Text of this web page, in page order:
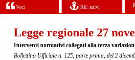
Voci Rif. attivi
Legge regionale 27
Interventi normativi collegati alla terza
Bollettino Ufficiale n. 125, parte prima, del 2